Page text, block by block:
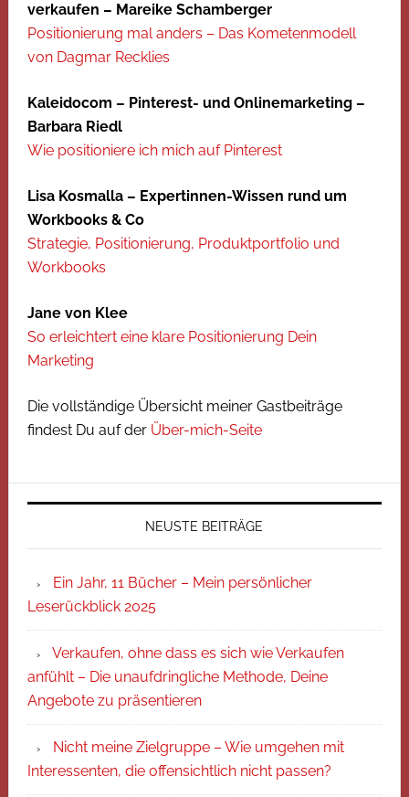
verkaufen – Mareike Schamberger
Positionierung mal anders – Das Kometenmodell
von Dagmar Recklies
Kaleidocom – Pinterest- und Onlinemarketing –
Barbara Riedl
Wie positioniere ich mich auf Pinterest
Lisa Kosmalla – Expertinnen-Wissen rund um
Workbooks & Co
Strategie, Positionierung, Produktportfolio und
Workbooks
Jane von Klee
So erleichtert eine klare Positionierung Dein
Marketing
Die vollständige Übersicht meiner Gastbeiträge
findest Du auf der Über-mich-Seite
NEUSTE BEITRÄGE
Ein Jahr, 11 Bücher – Mein persönlicher
Leserückblick 2025
Verkaufen, ohne dass es sich wie Verkaufen
anfühlt – Die unaufdringliche Methode, Deine
Angebote zu präsentieren
Nicht meine Zielgruppe – Wie umgehen mit
Interessenten, die offensichtlich nicht passen?